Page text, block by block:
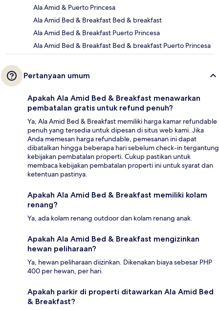
Ala Amid & Puerto Princesa
Ala Amid Bed & Breakfast Bed & breakfast
Ala Amid Bed & Breakfast Puerto Princesa
Ala Amid Bed & Breakfast Bed & breakfast Puerto Princesa
Pertanyaan umum
Apakah Ala Amid Bed & Breakfast menawarkan
pembatalan gratis untuk refund penuh?
Ya, Ala Amid Bed & Breakfast memiliki harga kamar refundable
penuh yang tersedia untuk dipesan di situs web kami. Jika
Anda memesan harga refundable, pemesanan ini dapat
dibatalkan hingga beberapa hari sebelum check-in tergantung
kebijakan pembatalan properti. Cukup pastikan untuk
membaca kebijakan pembatalan properti ini untuk syarat dan
ketentuan pastinya.
Apakah Ala Amid Bed & Breakfast memiliki kolam
renang?
Ya, ada kolam renang outdoor dan kolam renang anak.
Apakah Ala Amid Bed & Breakfast mengizinkan
hewan peliharaan?
Ya, hewan peliharaan diizinkan. Dikenakan biaya sebesar PHP
400 per hewan, per hari.
Apakah parkir di properti ditawarkan Ala Amid Bed
& Breakfast?